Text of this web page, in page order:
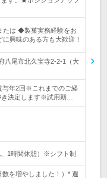
たは ◆製菓実務経験をお
興味のある方も大歓迎！
八尾市北久宝寺2-2-1（大
与年2回※これまでのご経
き決定します※試用期…
1時間休憩）※シフト制
を増やしました！）* 週